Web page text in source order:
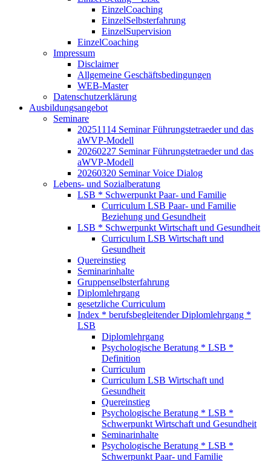
EinzelCoaching
EinzelSelbsterfahrung
EinzelSupervision
EinzelCoaching
Impressum
Disclaimer
Allgemeine Geschäftsbedingungen
WEB-Master
Datenschutzerklärung
Ausbildungsangebot
Seminare
20251114 Seminar Führungstetraeder und das
aWVP-Modell
20260227 Seminar Führungstetraeder und das
aWVP-Modell
20260320 Seminar Voice Dialog
Lebens- und Sozialberatung
LSB * Schwerpunkt Paar- und Familie
Curriculum LSB Paar- und Familie
Beziehung und Gesundheit
LSB * Schwerpunkt Wirtschaft und Gesundheit
Curriculum LSB Wirtschaft und
Gesundheit
Quereinstieg
Seminarinhalte
Gruppenselbsterfahrung
Diplomlehrgang
gesetzliche Curriculum
Index * berufsbegleitender Diplomlehrgang *
LSB
Diplomlehrgang
Psychologische Beratung * LSB *
Definition
Curriculum
Curriculum LSB Wirtschaft und
Gesundheit
Quereinstieg
Psychologische Beratung * LSB *
Schwerpunkt Wirtschaft und Gesundheit
Seminarinhalte
Psychologische Beratung * LSB *
Schwerpunkt Paar- und Familie